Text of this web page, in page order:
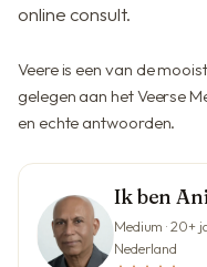
online consult.
Veere is een van de
gelegen aan het Veerse
en echte antwoorden.
Ik ben
Medium · 20+
Nederland